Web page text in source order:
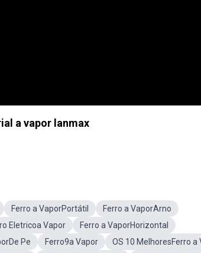
a vapor lanmax
Ferro a VaporPortátil
Ferro a VaporArno
Eletricoa Vapor
Ferro a VaporHorizontal
Pe Ferro9a Vapor
OS 10 MelhoresFerro a